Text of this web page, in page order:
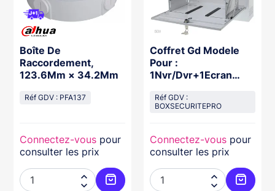
Boîte De
Raccordement,
123.6Mm × 34.2Mm
Réf GDV : PFA137
Connectez-vous pour
consulter les prix


Coffret Gd Modele
Pour :
1Nvr/Dvr+1Ecran
Réf GDV :
BOXSECURITEPRO
Connectez-vous pour
consulter les prix

